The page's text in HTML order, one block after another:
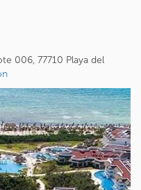
006, 77710 Playa del